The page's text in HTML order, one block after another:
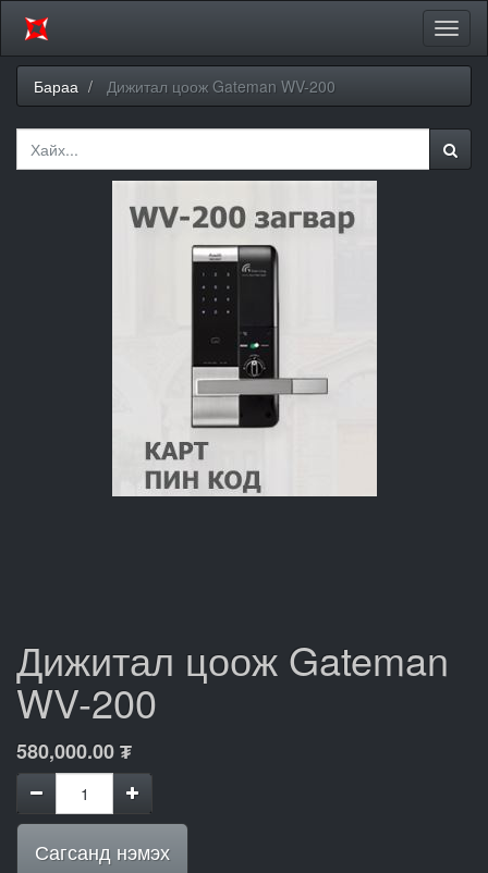
Бараа
Дижитал цоож Gateman WV-200
Дижитал цоож Gateman
WV-200
580,000.00₮
Сагсанд нэмэх